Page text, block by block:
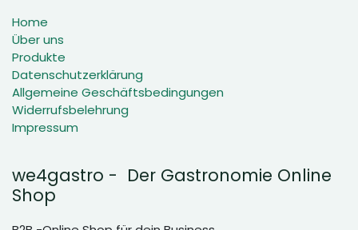
Home
Über uns
Produkte
Datenschutzerklärung
Allgemeine Geschäftsbedingungen
Widerrufsbelehrung
Impressum
we4gastro - Der Gastronomie Online
Shop